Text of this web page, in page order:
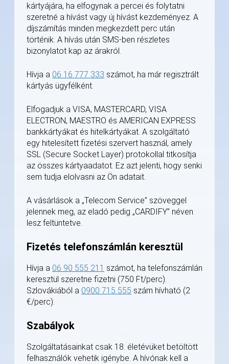
kártyájára, ha elfogynak a percei és folytatni
szeretné a hívást vagy új hívást kezdeményez. A
díjszámítás minden megkezdett perc után
történik. A hívás után SMS-ben részletes
bizonylatot kap az árakról.
Hívja a 06 16 777 333 számot, ha már regisztrált
kártyás ügyfélként.
Elfogadjuk a VISA, MASTERCARD, VISA
ELECTRON, MAESTRO és AMERICAN EXPRESS
bankkártyákat és hitelkártyákat. A szolgáltató
egy hitelesített fizetési szervert használ, amely
SSL (Secure Socket Layer) protokollal titkosítja
az összes kártyaadatot. Ez azt jelenti, hogy senki
sem tudja elolvasni az Ön adatait.
A vásárlások a „Telecom Service” szöveggel
jelennek meg, az eladó pedig „CARDIFY” néven
lesz feltüntetve.
Fizetés telefonszámlán keresztül
Hívja a 06 90 555 211 számot, ha telefonszámlán
keresztül szeretne fizetni (750 Ft/perc).
Szlovákiából a 0900 715 555 szám hívható (2
€/perc).
Szabályok
Szolgáltatásainkat csak 18. életévüket betöltött
felhasználók vehetik igénybe. A hívónak kell a